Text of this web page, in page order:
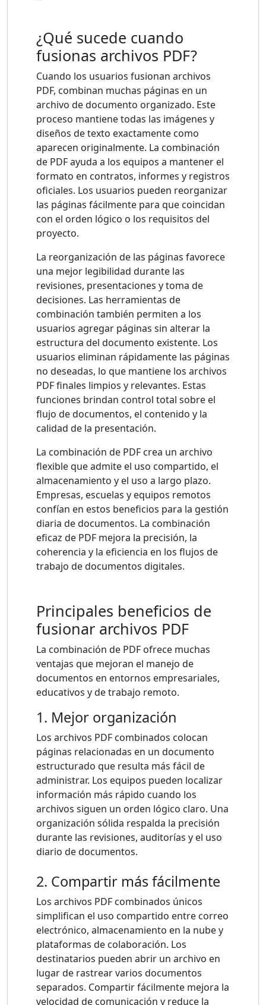
¿Qué sucede cuando
fusionas archivos PDF?
Cuando los usuarios fusionan archivos
PDF, combinan muchas páginas en un
archivo de documento organizado. Este
proceso mantiene todas las imágenes y
diseños de texto exactamente como
aparecen originalmente. La combinación
de PDF ayuda a los equipos a mantener el
formato en contratos, informes y registros
oficiales. Los usuarios pueden reorganizar
las páginas fácilmente para que coincidan
con el orden lógico o los requisitos del
proyecto.
La reorganización de las páginas favorece
una mejor legibilidad durante las
revisiones, presentaciones y toma de
decisiones. Las herramientas de
combinación también permiten a los
usuarios agregar páginas sin alterar la
estructura del documento existente. Los
usuarios eliminan rápidamente las páginas
no deseadas, lo que mantiene los archivos
PDF finales limpios y relevantes. Estas
funciones brindan control total sobre el
flujo de documentos, el contenido y la
calidad de la presentación.
La combinación de PDF crea un archivo
flexible que admite el uso compartido, el
almacenamiento y el uso a largo plazo.
Empresas, escuelas y equipos remotos
confían en estos beneficios para la gestión
diaria de documentos. La combinación
eficaz de PDF mejora la precisión, la
coherencia y la eficiencia en los flujos de
trabajo de documentos digitales.
Principales beneficios de
fusionar archivos PDF
La combinación de PDF ofrece muchas
ventajas que mejoran el manejo de
documentos en entornos empresariales,
educativos y de trabajo remoto.
1. Mejor organización
Los archivos PDF combinados colocan
páginas relacionadas en un documento
estructurado que resulta más fácil de
administrar. Los equipos pueden localizar
información más rápido cuando los
archivos siguen un orden lógico claro. Una
organización sólida respalda la precisión
durante las revisiones, auditorías y el uso
diario de documentos.
2. Compartir más fácilmente
Los archivos PDF combinados únicos
simplifican el uso compartido entre correo
electrónico, almacenamiento en la nube y
plataformas de colaboración. Los
destinatarios pueden abrir un archivo en
lugar de rastrear varios documentos
separados. Compartir fácilmente mejora la
velocidad de comunicación y reduce la